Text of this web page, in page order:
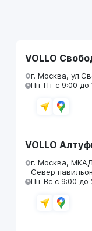
VOLLO
г. Москва,
Пн-Пт с 9:00 до
VOLLO
г. Москва,
Север
Пн-Вс с 9:00 до